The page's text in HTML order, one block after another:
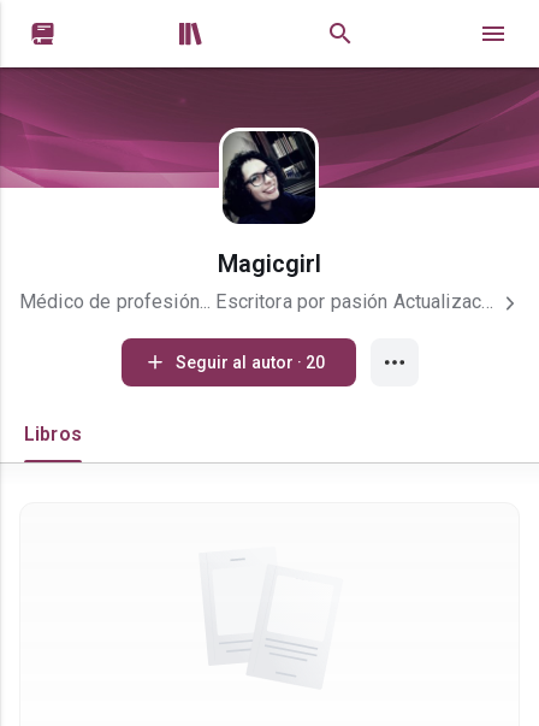
 
Magicgirl
Médico de profesión... Escritora por pasión Actualizaciones, cada fin de semana (De poderse, obviamente) Si te gustan mis libros, por favor comenta, me ayuda muchísimo!!!!
Seguir al autor · 20
Libros